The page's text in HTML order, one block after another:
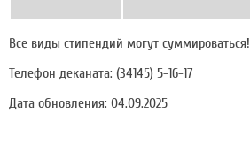
Все виды стипендий могут суммироваться!
Телефон деканата: (34145) 5-16-17
Дата обновления: 04.09.2025